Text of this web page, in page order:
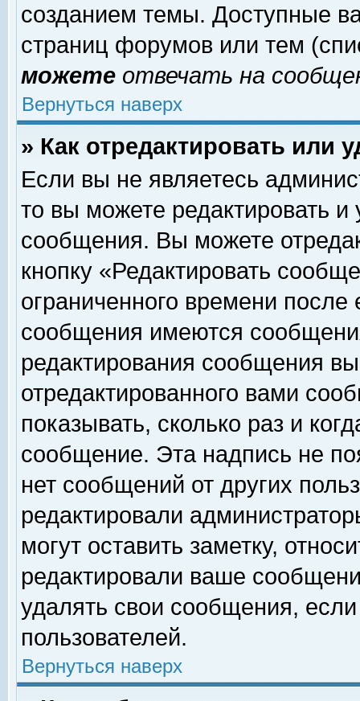
созданием темы. Доступные
страниц форумов или тем
можете отвечать на
Вернуться наверх
» Как отредактировать или
Если вы не являетесь
то вы можете редактировать и
сообщения. Вы можете
кнопку «Редактировать
ограниченного времени
сообщения имеются
редактирования сообщения
отредактированного вами
показывать, сколько раз и
сообщение. Эта надпись не
нет сообщений от других
редактировали
могут оставить заметку,
редактировали ваше
удалять свои сообщения,
пользователей.
Вернуться наверх